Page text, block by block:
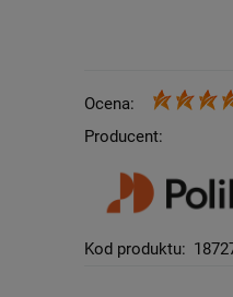
Ocena:
Producent:
Kod produktu: